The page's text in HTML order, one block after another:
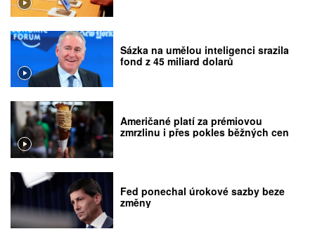
Sázka na umělou inteligenci srazila
fond z 45 miliard dolarů
Američané platí za prémiovou
zmrzlinu i přes pokles běžných cen
Fed ponechal úrokové sazby beze
změny